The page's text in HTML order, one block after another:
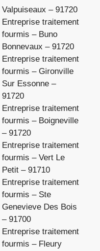
Valpuiseaux – 91720
Entreprise traitement
fourmis – Buno
Bonnevaux – 91720
Entreprise traitement
fourmis – Gironville
Sur Essonne –
91720
Entreprise traitement
fourmis – Boigneville
– 91720
Entreprise traitement
fourmis – Vert Le
Petit – 91710
Entreprise traitement
fourmis – Ste
Genevieve Des Bois
– 91700
Entreprise traitement
fourmis – Fleury